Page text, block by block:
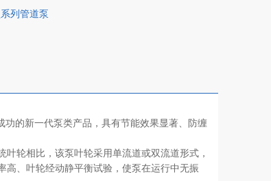
列管道泵
的新一代泵类产品，具有节能效果显著、防缠
轮相比，该泵叶轮采用单流道或双流道形式，
高、叶轮经动静平衡试验，使泵在运行中无振